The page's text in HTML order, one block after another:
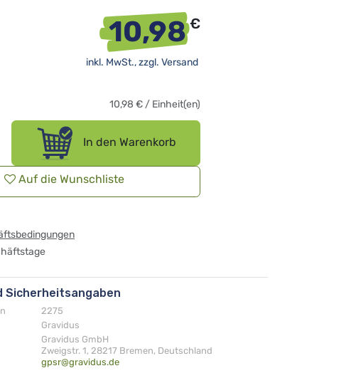
In den Warenkorb
Auf die Wunschliste
10,98€
inkl. MwSt., zzgl. Versand
10,98 €/ Einheit(en)
Sicherheitsangaben
2275
Gravidus
Gravidus GmbH
Zweigstr. 1, 28217 Bremen, Deutschland
gpsr@gravidus.de